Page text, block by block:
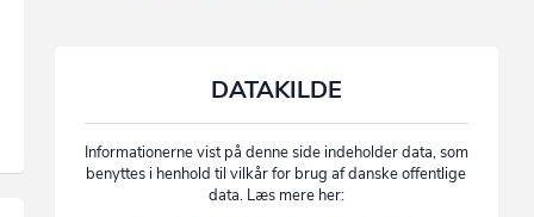
DATAKILDE
Informationerne vist på denne side indeholder data, som
benyttes i henhold til vilkår for brug af danske offentlige
data. Læs mere her: